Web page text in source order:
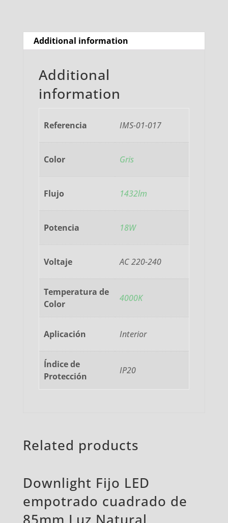
Additional information
Additional
information
Referencia IMS-01-017
Color Gris
Flujo 1432lm
Potencia 18W
Voltaje AC 220-240
Temperatura de
Color
4000K
Aplicación Interior
Índice de
Protección
IP20
Related products
Downlight Fijo LED
empotrado cuadrado de
85mm Luz Natural